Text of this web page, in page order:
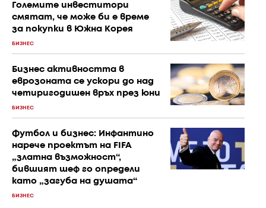
Големите инвеститори
смятат, че може би е време
за покупки в Южна Корея
БИЗНЕС
Бизнес активността в
еврозоната се ускори до над
четиригодишен връх през юни
БИЗНЕС
Футбол и бизнес: Инфантино
нарече проектът на FIFA
„златна възможност“,
бившият шеф го определи
като „загуба на душата“
БИЗНЕС